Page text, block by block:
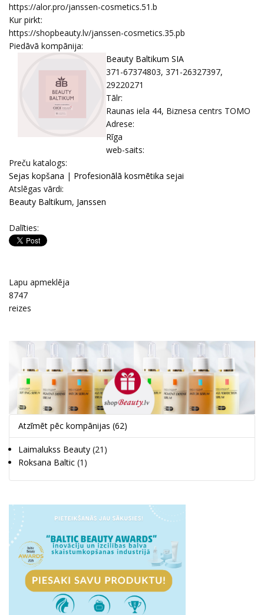
https://alor.pro/janssen-cosmetics.51.b
Kur pirkt:
https://shopbeauty.lv/janssen-cosmetics.35.pb
Piedāvā kompānija:
Beauty Baltikum SIA
371-67374803, 371-26327397,
29220271
Tālr:
Raunas iela 44, Biznesa centrs TOMO
Adrese:
Rīga
web-saits:
Prеču katalogs:
Sejas kopšana | Profesionālā kosmētika sejai
Atslēgas vārdi:
Beauty Baltikum, Janssen
Dalīties:
Lapu apmeklēja
8747
reizes
Atzīmēt pēc kompānijas (62)
Laimalukss Beauty (21)
Roksana Baltic (1)